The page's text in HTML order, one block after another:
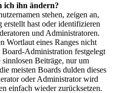
ich ihn ändern?
stehen, zeigen an,
hast oder identifizieren
und Administratoren.
Wortlaut eines Ranges nicht
Administration festgelegt
Beiträge, nur um
meisten Boards dulden dieses
oder Administrator wird
einfach wieder zurücksetzen.